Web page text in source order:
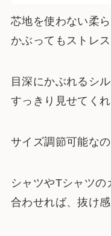
芯地を使わない柔
かぶってもストレス
目深にかぶれるシ
すっきり見せてくれ
サイズ調節可能な
シャツやTシャツの
合わせれば、抜け